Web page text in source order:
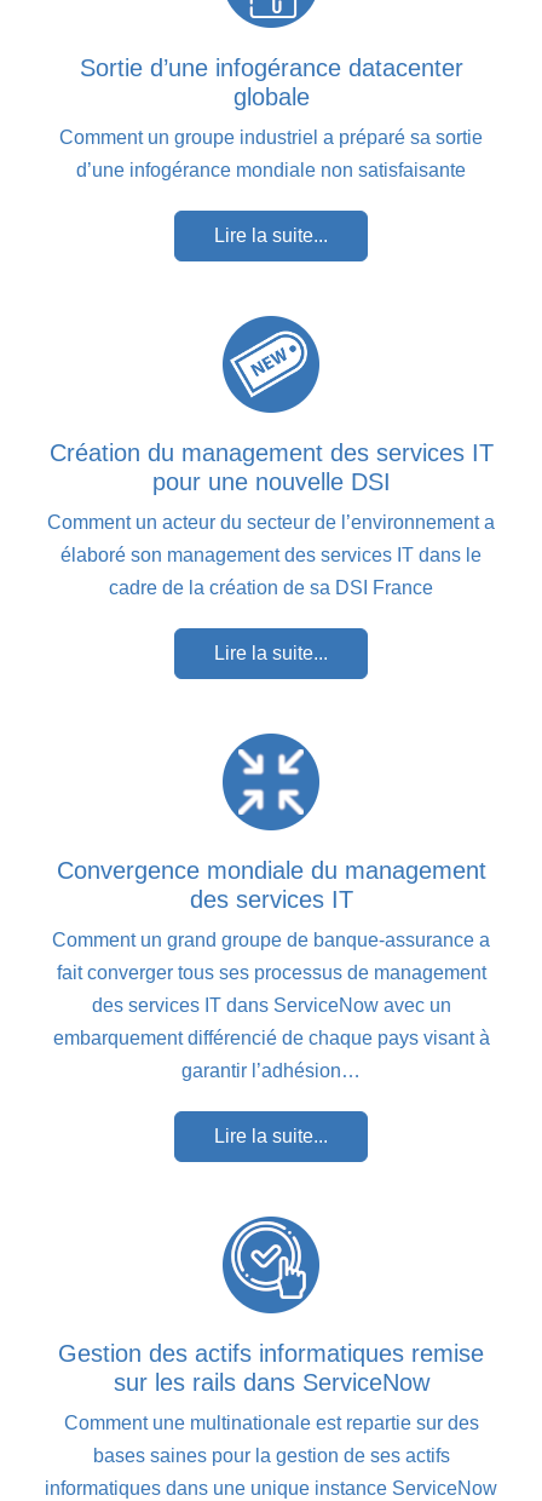
Sortie d’une infogérance datacenter
globale
Comment un groupe industriel a préparé sa sortie
d’une infogérance mondiale non satisfaisante
Lire la suite...
Création du management des services IT
pour une nouvelle DSI
Comment un acteur du secteur de l’environnement a
élaboré son management des services IT dans le
cadre de la création de sa DSI France
Lire la suite...
Convergence mondiale du management
des services IT
Comment un grand groupe de banque-assurance a
fait converger tous ses processus de management
des services IT dans ServiceNow avec un
embarquement différencié de chaque pays visant à
garantir l’adhésion…
Lire la suite...
Gestion des actifs informatiques remise
sur les rails dans ServiceNow
Comment une multinationale est repartie sur des
bases saines pour la gestion de ses actifs
informatiques dans une unique instance ServiceNow